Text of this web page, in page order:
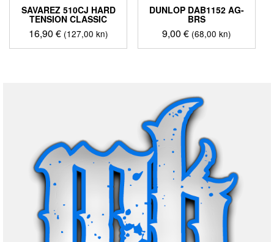
SAVAREZ 510CJ HARD
TENSION CLASSIC
16,90 € (127,00 kn)
DUNLOP DAB1152 AG-
BRS
9,00 € (68,00 kn)